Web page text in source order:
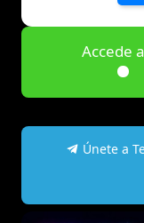
Accede
Únete a